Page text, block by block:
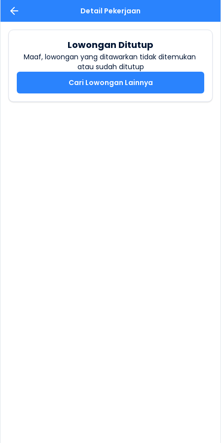
Detail Pekerjaan
Lowongan Ditutup
Maaf, lowongan yang ditawarkan tidak ditemukan
atau sudah ditutup
Cari Lowongan Lainnya